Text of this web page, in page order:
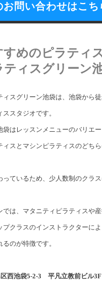
お問い合わせはこち
めのピラティ
ティスグリーン
ィスグリーン池袋は、池袋から
スタジオです。
袋はレッスンメニューのバリエ
ィスとマシンピラティスのどち
っているため、少人数制のクラ
では、マタニティピラティスや
プクラスのインストラクターに
のが特徴です。
西池袋5-2-3 平凡立教前ビル3F